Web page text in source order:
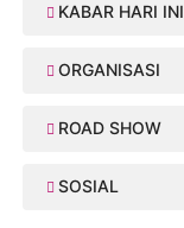
KABAR HARI INI
ORGANISASI
ROAD SHOW
SOSIAL